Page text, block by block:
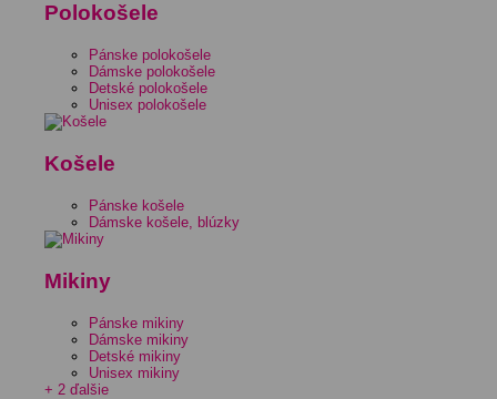
Polokošele
Pánske polokošele
Dámske polokošele
Detské polokošele
Unisex polokošele
Košele
Pánske košele
Dámske košele, blúzky
Mikiny
Pánske mikiny
Dámske mikiny
Detské mikiny
Unisex mikiny
+ 2 ďalšie